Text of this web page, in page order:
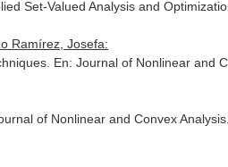
Set-Valued Analysis and
Ramírez, Josefa:
En: Journal of Nonlinear and
of Nonlinear and Convex Analysis